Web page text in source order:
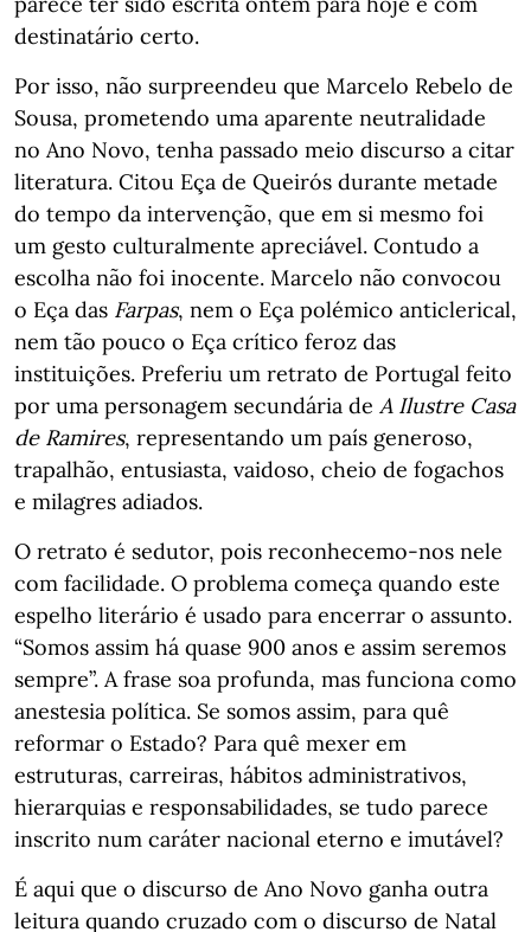
destinatário certo.
Por isso, não surpreendeu que Marcelo Rebelo de
Sousa, prometendo uma aparente neutralidade
no Ano Novo, tenha passado meio discurso a citar
literatura. Citou Eça de Queirós durante metade
do tempo da intervenção, que em si mesmo foi
um gesto culturalmente apreciável. Contudo a
escolha não foi inocente. Marcelo não convocou
o Eça das Farpas, nem o Eça polémico anticlerical,
nem tão pouco o Eça crítico feroz das
instituições. Preferiu um retrato de Portugal feito
por uma personagem secundária de A Ilustre Casa
de Ramires, representando um país generoso,
trapalhão, entusiasta, vaidoso, cheio de fogachos
e milagres adiados.
O retrato é sedutor, pois reconhecemo-nos nele
com facilidade. O problema começa quando este
espelho literário é usado para encerrar o assunto.
“Somos assim há quase 900 anos e assim seremos
sempre”. A frase soa profunda, mas funciona como
anestesia política. Se somos assim, para quê
reformar o Estado? Para quê mexer em
estruturas, carreiras, hábitos administrativos,
hierarquias e responsabilidades, se tudo parece
inscrito num caráter nacional eterno e imutável?
É aqui que o discurso de Ano Novo ganha outra
leitura quando cruzado com o discurso de Natal